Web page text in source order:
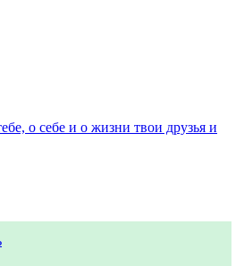
о себе и о жизни твои друзья и